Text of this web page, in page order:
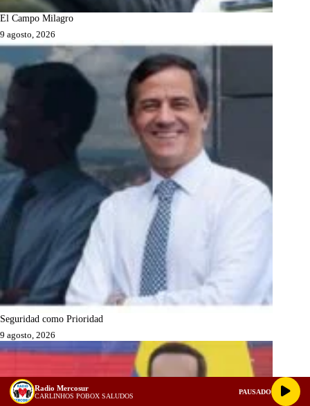
El Campo Milagro
9 agosto, 2026
Seguridad como Prioridad
9 agosto, 2026
Radio Mercosur
CARLINHOS POBOX SALUDOS
PAUSADO